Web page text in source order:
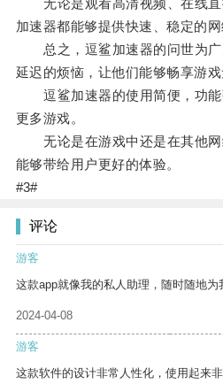
无论是观看高清视频、在线直
加速器都能够提供快速、稳定的网
总之，逗鲨加速器的问世为广
延迟的烦恼，让他们能够畅享游戏
逗鲨加速器的使用简便，功能
更多游戏。
无论是在游戏中还是在其他网
能够带给用户更好的体验。
#3#
评论
游客
这款app就像我的私人助理，随时随地为
2024-04-08
游客
这款软件的设计非常人性化，使用起来非